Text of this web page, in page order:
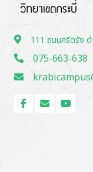
111 ถนนศรีตรัง ต
075-663-638